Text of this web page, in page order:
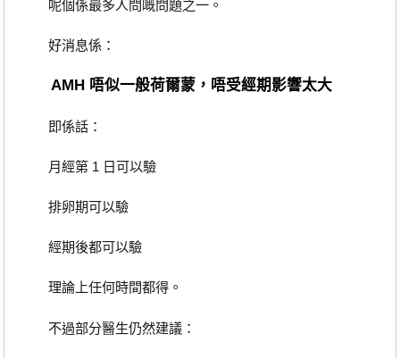
呢個係最多人問嘅問題之一。
好消息係：
AMH 唔似一般荷爾蒙，唔受經期影響太大
即係話：
月經第 1 日可以驗
排卵期可以驗
經期後都可以驗
理論上任何時間都得。
不過部分醫生仍然建議：